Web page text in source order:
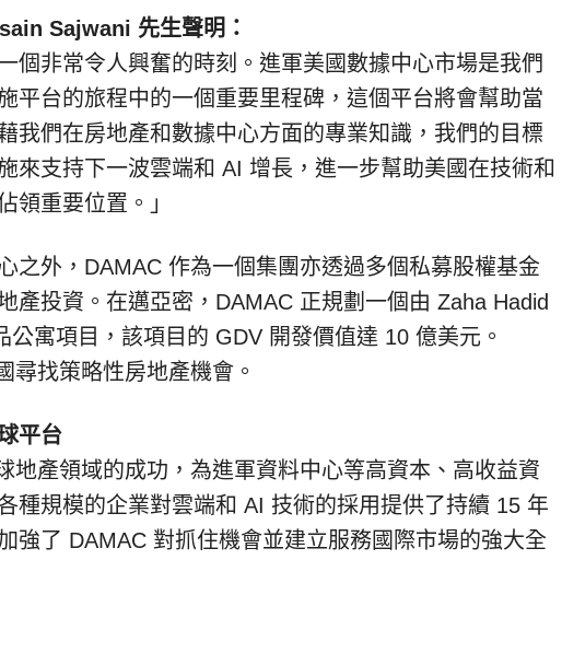
Sajwani 先生聲明：
個非常令人興奮的時刻。進軍美國數據中心市場是我們
平台的旅程中的一個重要里程碑，這個平台將會幫助當
我們在房地產和數據中心方面的專業知識，我們的目標
來支持下一波雲端和 AI 增長，進一步幫助美國在技術和
領重要位置。」
之外，DAMAC 作為一個集團亦透過多個私募股權基金
產投資。在邁亞密，DAMAC 正規劃一個由 Zaha Hadid
公寓項目，該項目的 GDV 開發價值達 10 億美元。
尋找策略性房地產機會。
平台
地產領域的成功，為進軍資料中心等高資本、高收益資
種規模的企業對雲端和 AI 技術的採用提供了持續 15 年
強了 DAMAC 對抓住機會並建立服務國際市場的強大全